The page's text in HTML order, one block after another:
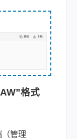
格式
管理